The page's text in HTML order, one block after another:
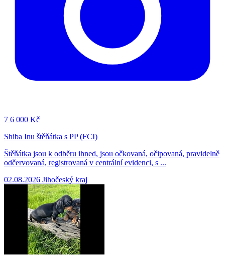
7 6 000 Kč
Shiba Inu štěňátka s PP (FCI)
Štěňátka jsou k odběru ihned, jsou očkovaná, očipovaná, pravidelně
odčervovaná, registrovaná v centrální evidenci, s ...
02.08.2026 Jihočeský kraj